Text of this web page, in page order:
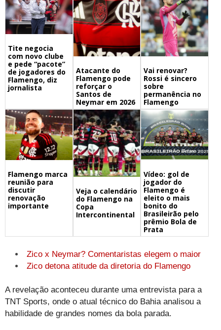
Tite negocia
com novo clube
e pede “pacote”
de jogadores do
Flamengo, diz
jornalista
Atacante do
Flamengo pode
reforçar o
Santos de
Neymar em 2026
Vai renovar?
Rossi é sincero
sobre
permanência no
Flamengo
Flamengo marca
reunião para
discutir
renovação
importante
Veja o calendário
do Flamengo na
Copa
Intercontinental
Vídeo: gol de
jogador do
Flamengo é
eleito o mais
bonito do
Brasileirão pelo
prêmio Bola de
Prata
Zico x Neymar? Comentaristas elegem o maior
Zico detona atitude da diretoria do Flamengo
A revelação aconteceu durante uma entrevista para a
TNT Sports, onde o atual técnico do Bahia analisou a
habilidade de grandes nomes da bola parada.